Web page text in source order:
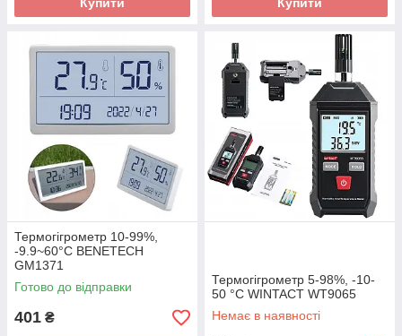
Термогігрометр 10-99%,
-9.9~60°C BENETECH
GM1371
Готово до відправки
401 ₴
Термогігрометр 5-98%, -10-
50 °C WINTACT WT9065
Немає в наявності